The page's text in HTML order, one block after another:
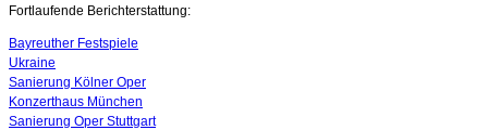
07. August 2026 - 13:20 Uhr
Fortlaufende Berichterstattung:
Bayreuther Festspiele
Ukraine
Sanierung Kölner Oper
Konzerthaus München
Sanierung Oper Stuttgart